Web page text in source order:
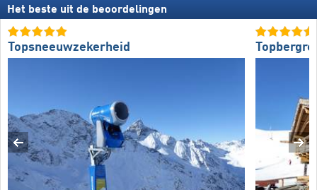
Het beste uit de beoordelingen
Topsneeuwzekerheid